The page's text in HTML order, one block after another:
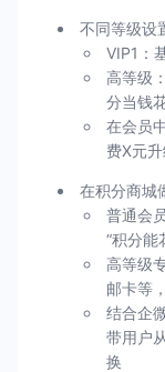
不同等级设
VIP1：
高等级
分当钱
在会员
费X元
在积分商城
普通会
“积分能
高等级
邮卡等
结合企
带用户
换